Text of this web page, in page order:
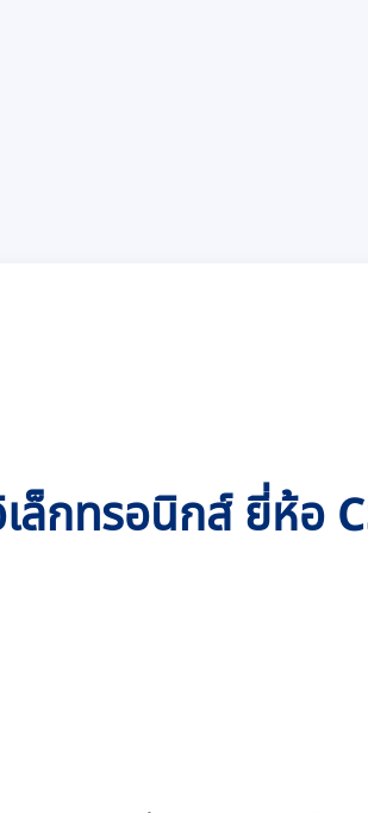
ล็กทรอนิกส์ ยี่ห้อ